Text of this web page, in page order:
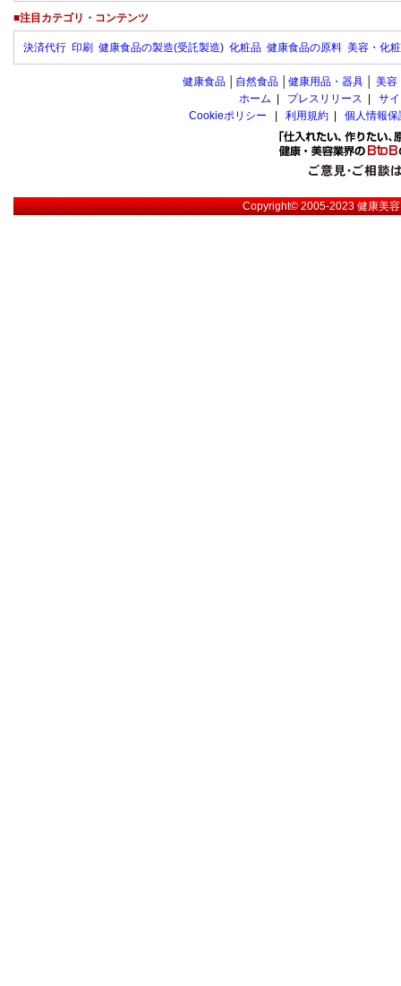
■注目カテゴリ・コンテンツ
決済代行 印刷 健康食品の製造(受託製造) 化粧品 健康食品の原料 美容・化
健康食品 自然食品 健康用品・器具 美容
ホーム
プレスリリース
サ
Cookieポリシー
利用規約 個人情報
Copyright© 2005-2023健康美